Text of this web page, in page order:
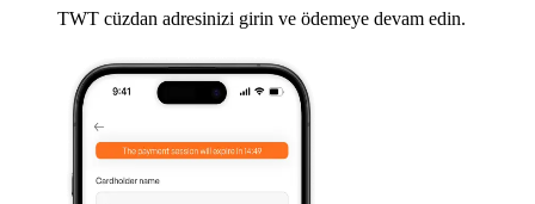
TWT cüzdan adresinizi girin ve ödemeye devam edin.